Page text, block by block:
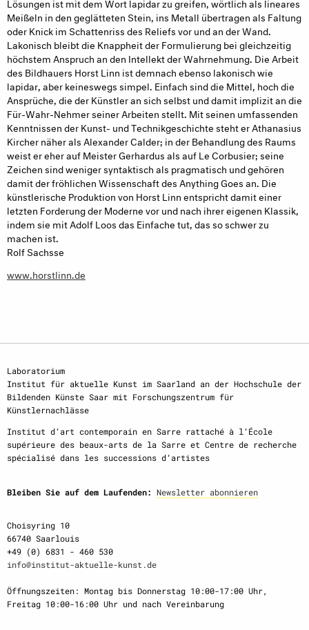
Meißeln in den geglätteten Stein, ins Metall übertragen als Faltung
oder Knick im Schattenriss des Reliefs vor und an der Wand.
Lakonisch bleibt die Knappheit der Formulierung bei gleichzeitig
höchstem Anspruch an den Intellekt der Wahrnehmung. Die Arbeit
des Bildhauers Horst Linn ist demnach ebenso lakonisch wie
lapidar, aber keineswegs simpel. Einfach sind die Mittel, hoch die
Ansprüche, die der Künstler an sich selbst und damit implizit an die
Für-Wahr-Nehmer seiner Arbeiten stellt. Mit seinen umfassenden
Kenntnissen der Kunst- und Technikgeschichte steht er Athanasius
Kircher näher als Alexander Calder; in der Behandlung des Raums
weist er eher auf Meister Gerhardus als auf Le Corbusier; seine
Zeichen sind weniger syntaktisch als pragmatisch und gehören
damit der fröhlichen Wissenschaft des Anything Goes an. Die
künstlerische Produktion von Horst Linn entspricht damit einer
letzten Forderung der Moderne vor und nach ihrer eigenen Klassik,
indem sie mit Adolf Loos das Einfache tut, das so schwer zu
machen ist.
Rolf Sachsse
www.horstlinn.de
Laboratorium
Institut für aktuelle Kunst im Saarland an der Hochschule der
Bildenden Künste Saar mit Forschungszentrum für
Künstlernachlässe
Institut d‘art contemporain en Sarre rattaché à l‘École
supérieure des beaux-arts de la Sarre et Centre de recherche
spécialisé dans les successions d‘artistes
Bleiben Sie auf dem Laufenden: Newsletter abonnieren
Choisyring 10
66740 Saarlouis
+49 (0) 6831 - 460 530
info@institut-aktuelle-kunst.de
Öffnungszeiten: Montag bis Donnerstag 10:00-17:00 Uhr,
Freitag 10:00-16:00 Uhr und nach Vereinbarung